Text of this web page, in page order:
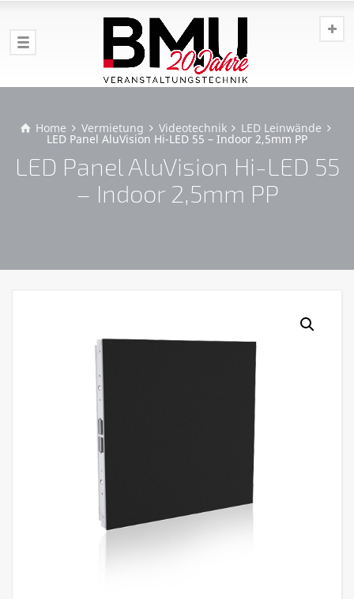
Home Vermietung Videotechnik LED Leinwände
LED Panel AluVision Hi-LED 55 – Indoor 2,5mm PP
LED Panel AluVision Hi-LED 55
– Indoor 2,5mm PP